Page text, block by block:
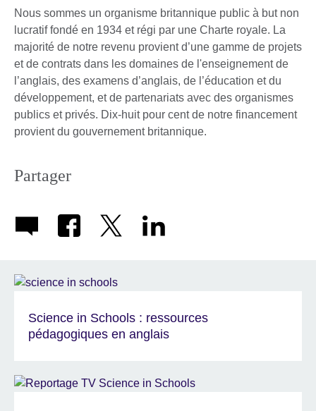
Nous sommes un organisme britannique public à but non
lucratif fondé en 1934 et régi par une Charte royale. La
majorité de notre revenu provient d’une gamme de projets
et de contrats dans les domaines de l'enseignement de
l’anglais, des examens d’anglais, de l’éducation et du
développement, et de partenariats avec des organismes
publics et privés. Dix-huit pour cent de notre financement
provient du gouvernement britannique.
Partager
Science in Schools : ressources
pédagogiques en anglais